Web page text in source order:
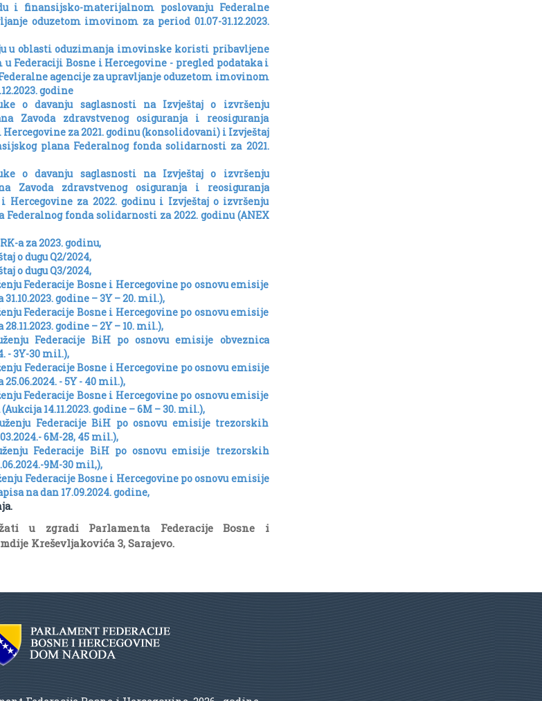
i finansijsko-materijalnom poslovanju Federalne
oduzetom imovinom za period 01.07-31.12.2023.
u oblasti oduzimanja imovinske koristi pribavljene
Federaciji Bosne i Hercegovine - pregled podataka i
agencije za upravljanje oduzetom imovinom
godine
o davanju saglasnosti na Izvještaj o izvršenju
Zavoda zdravstvenog osiguranja i reosiguranja
Hercegovine za 2021. godinu (konsolidovani) i Izvještaj
plana Federalnog fonda solidarnosti za 2021.
o davanju saglasnosti na Izvještaj o izvršenju
Zavoda zdravstvenog osiguranja i reosiguranja
i Hercegovine za 2022. godinu i Izvještaj o izvršenju
Federalnog fonda solidarnosti za 2022. godinu (ANEX
a za 2023. godinu,
o dugu Q2/2024,
o dugu Q3/2024,
Federacije Bosne i Hercegovine po osnovu emisije
godine – 3Y – 20. mil.),
Federacije Bosne i Hercegovine po osnovu emisije
godine – 2Y – 10. mil.),
Federacije BiH po osnovu emisije obveznica
- 3Y-30 mil.),
Federacije Bosne i Hercegovine po osnovu emisije
- 5Y - 40 mil.),
Federacije Bosne i Hercegovine po osnovu emisije
14.11.2023. godine – 6M – 30. mil.),
Federacije BiH po osnovu emisije trezorskih
6M-28, 45 mil.),
Federacije BiH po osnovu emisije trezorskih
9M-30 mil,),
Federacije Bosne i Hercegovine po osnovu emisije
na dan 17.09.2024. godine,
u zgradi Parlamenta Federacije Bosne i
Kreševljakovića 3, Sarajevo.